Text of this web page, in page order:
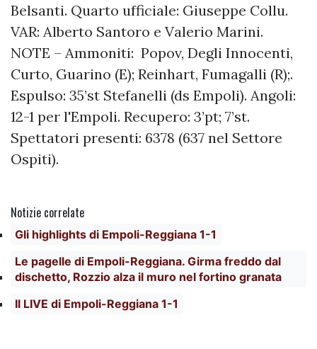
Belsanti. Quarto ufficiale: Giuseppe Collu.
VAR: Alberto Santoro e Valerio Marini.
NOTE – Ammoniti: Popov, Degli Innocenti,
Curto, Guarino (E); Reinhart, Fumagalli (R);.
Espulso: 35’st Stefanelli (ds Empoli). Angoli:
12-1 per l'Empoli. Recupero: 3’pt; 7’st.
Spettatori presenti: 6378 (637 nel Settore
Ospiti).
Notizie correlate
Gli highlights di Empoli-Reggiana 1-1
Le pagelle di Empoli-Reggiana. Girma freddo dal
dischetto, Rozzio alza il muro nel fortino granata
Il LIVE di Empoli-Reggiana 1-1